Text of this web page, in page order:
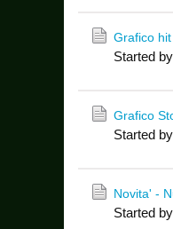
Grafico
Started by
Grafico
Started by
Novita' -
Started by